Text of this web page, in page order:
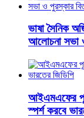
ভাষা সৈনিক
আলোচনা সভা
​আইএমএফের
স্পর্শ করবে